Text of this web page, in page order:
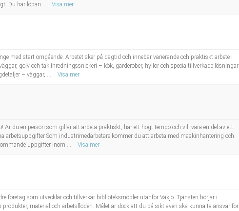
Du har löpan...
Visa mer
med start omgående. Arbetet sker på dagtid och innebär varierande och praktiskt arbete i
golv och tak Inredningssnickeri – kök, garderober, hyllor och specialtillverkade lösningar
– väggar, ...
Visa mer
Är du en person som gillar att arbeta praktiskt, har ett högt tempo och vill vara en del av ett
Som industrimedarbetare kommer du att arbeta med maskinhantering och
uppgifter inom ...
Visa mer
företag som utvecklar och tillverkar biblioteksmöbler utanför Växjö. Tjänsten börjar i
material och arbetsflöden. Målet är dock att du på sikt även ska kunna ta ansvar för